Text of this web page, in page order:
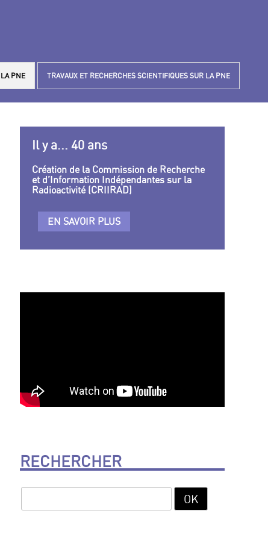
LA PNE TRAVAUX ET RECHERCHES SCIENTIFIQUES SUR LA PNE
Il y a... 40 ans
Création de la Commission de Recherche
et d’Information Indépendantes sur la
Radioactivité (CRIIRAD)
EN SAVOIR PLUS
RECHERCHER